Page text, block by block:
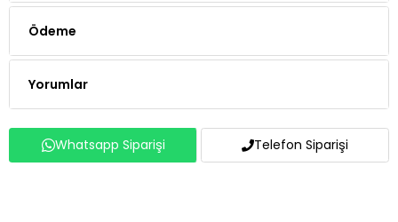
Ödeme
Yorumlar
Whatsapp Siparişi Telefon Siparişi